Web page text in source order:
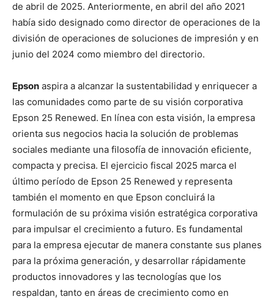
de abril de 2025. Anteriormente, en abril del año 2021
había sido designado como director de operaciones de la
división de operaciones de soluciones de impresión y en
junio del 2024 como miembro del directorio.
Epson aspira a alcanzar la sustentabilidad y enriquecer a
las comunidades como parte de su visión corporativa
Epson 25 Renewed. En línea con esta visión, la empresa
orienta sus negocios hacia la solución de problemas
sociales mediante una filosofía de innovación eficiente,
compacta y precisa. El ejercicio fiscal 2025 marca el
último período de Epson 25 Renewed y representa
también el momento en que Epson concluirá la
formulación de su próxima visión estratégica corporativa
para impulsar el crecimiento a futuro. Es fundamental
para la empresa ejecutar de manera constante sus planes
para la próxima generación, y desarrollar rápidamente
productos innovadores y las tecnologías que los
respaldan, tanto en áreas de crecimiento como en